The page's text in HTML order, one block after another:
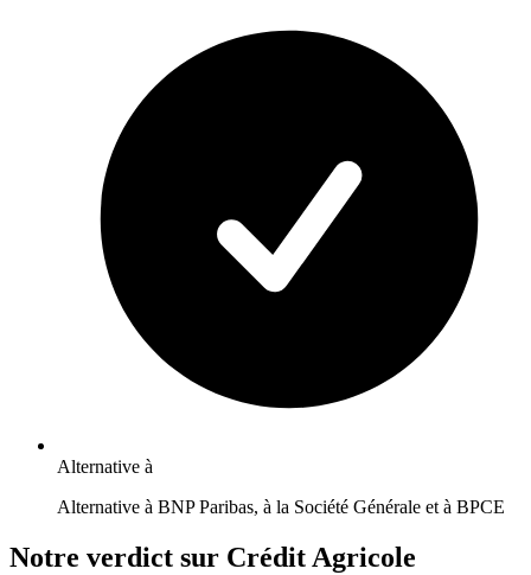
Alternative à
Alternative à BNP Paribas, à la Société Générale et à BPCE
Notre verdict sur Crédit Agricole